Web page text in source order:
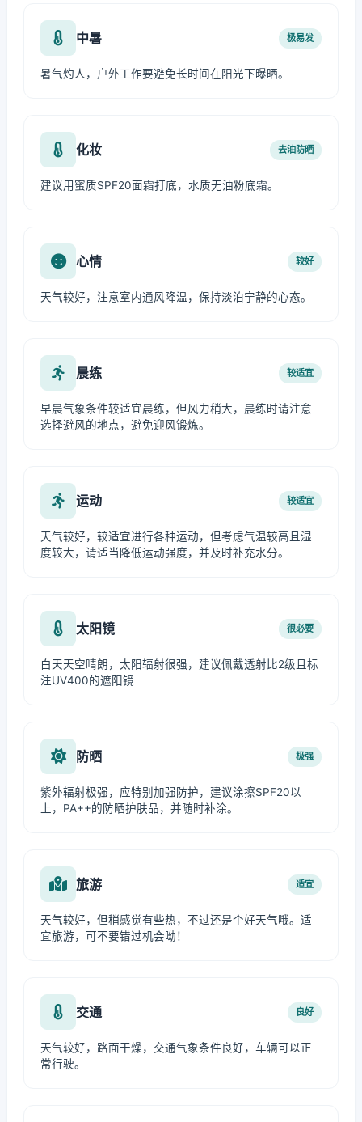
中暑 极易发
暑气灼人，户外工作要避免长时间在阳光下曝晒。
化妆 去油防晒
建议用蜜质SPF20面霜打底，水质无油粉底霜。
心情 较好
天气较好，注意室内通风降温，保持淡泊宁静的心态。
晨练 较适宜
早晨气象条件较适宜晨练，但风力稍大，晨练时请注意
选择避风的地点，避免迎风锻炼。
运动 较适宜
天气较好，较适宜进行各种运动，但考虑气温较高且湿
度较大，请适当降低运动强度，并及时补充水分。
太阳镜 很必要
白天天空晴朗，太阳辐射很强，建议佩戴透射比2级且标
注UV400的遮阳镜
防晒 极强
紫外辐射极强，应特别加强防护，建议涂擦SPF20以
上，PA++的防晒护肤品，并随时补涂。
旅游 适宜
天气较好，但稍感觉有些热，不过还是个好天气哦。适
宜旅游，可不要错过机会呦！
交通 良好
天气较好，路面干燥，交通气象条件良好，车辆可以正
常行驶。